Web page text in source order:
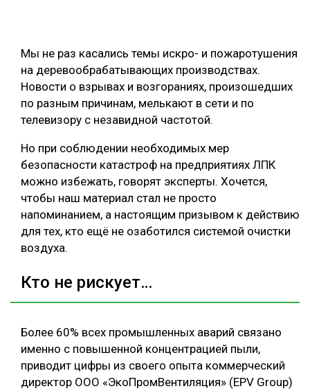
Мы не раз касались темы искро- и пожаротушения
на деревообрабатывающих производствах.
Новости о взрывах и возгораниях, произошедших
по разным причинам, мелькают в сети и по
телевизору с незавидной частотой.
Но при соблюдении необходимых мер
безопасности катастроф на предприятиях ЛПК
можно избежать, говорят эксперты. Хочется,
чтобы наш материал стал не просто
напоминанием, а настоящим призывом к действию
для тех, кто ещё не озаботился системой очистки
воздуха.
Кто не рискует…
Более 60% всех промышленных аварий связано
именно с повышенной концентрацией пыли,
приводит цифры из своего опыта коммерческий
директор ООО «ЭкоПромВентиляция» (EPV Group)